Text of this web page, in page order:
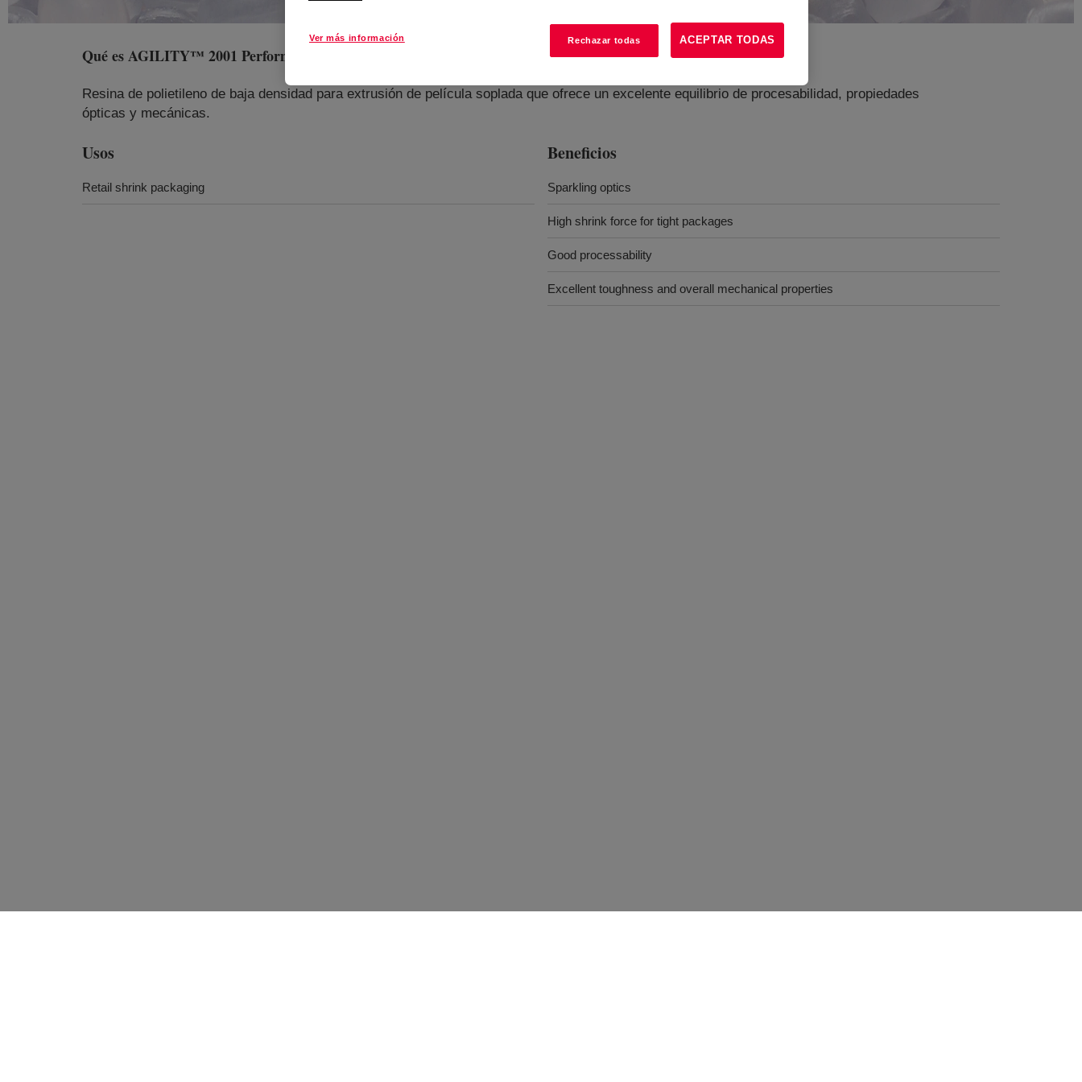
Qué esAGILITY™ 2001 Performance LDPE
Resina de polietileno de baja densidad para extrusión de película soplada que ofrece un excelente equilibrio de procesabilidad, propiedades
ópticas y mecánicas.
Usos
Retail shrink packaging
Beneficios
Sparkling optics
High shrink force for tight packages
Good processability
Excellent toughness and overall mechanical properties
Ver más información Rechazar todas ACEPTAR TODAS